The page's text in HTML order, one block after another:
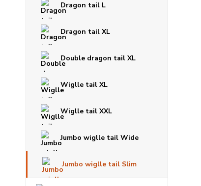
Dragon tail L
Dragon tail XL
Double dragon tail XL
Wiglle tail XL
Wiglle tail XXL
Jumbo wiglle tail Wide
Jumbo wiglle tail Slim